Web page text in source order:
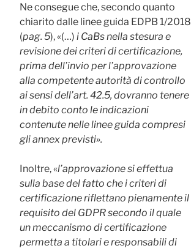
Ne consegue che, secondo quanto
chiarito dalle linee guida EDPB 1/2018
(pag. 5), «(…) i CaBs nella stesura e
revisione dei criteri di certificazione,
prima dell’invio per l’approvazione
alla competente autorità di controllo
ai sensi dell’art. 42.5, dovranno tenere
in debito conto le indicazioni
contenute nelle linee guida compresi
gli annex previsti».
Inoltre, «l’approvazione si effettua
sulla base del fatto che i criteri di
certificazione riflettano pienamente il
requisito del GDPR secondo il quale
un meccanismo di certificazione
permetta a titolari e responsabili di